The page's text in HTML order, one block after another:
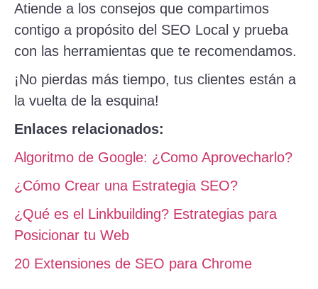
Atiende a los consejos que compartimos
contigo a propósito del SEO Local y prueba
con las herramientas que te recomendamos.
¡No pierdas más tiempo, tus clientes están a
la vuelta de la esquina!
Enlaces relacionados:
Algoritmo de Google: ¿Como Aprovecharlo?
¿Cómo Crear una Estrategia SEO?
¿Qué es el Linkbuilding? Estrategias para
Posicionar tu Web
20 Extensiones de SEO para Chrome